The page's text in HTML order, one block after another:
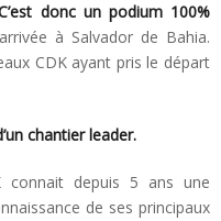
donc un podium 100%
à Salvador de Bahia.
CDK ayant pris le départ
chantier leader.
depuis 5 ans une
de ses principaux